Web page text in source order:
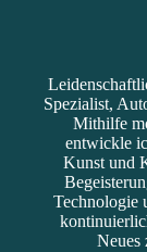
Spezialist,
Mithilfe
entwickle
Kunst und
Technologie
Neues